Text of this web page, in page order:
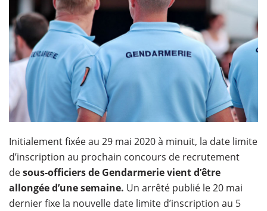
Initialement fixée au 29 mai 2020 à minuit, la date limite
d’inscription au prochain concours de recrutement
desous-officiers de Gendarmerie vient d’être
allongée d’une semaine. Un arrêté publié le 20 mai
dernier fixe la nouvelle date limite d’inscription au 5